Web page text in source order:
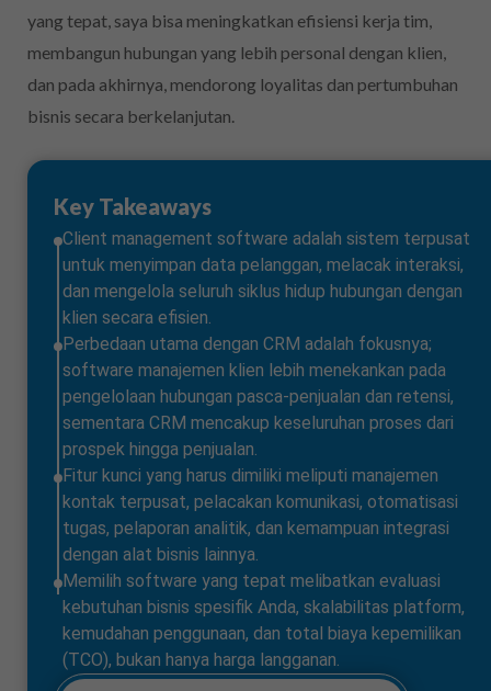
yang tepat, saya bisa meningkatkan efisiensi kerja tim,
membangun hubungan yang lebih personal dengan klien,
dan pada akhirnya, mendorong loyalitas dan pertumbuhan
bisnis secara berkelanjutan.
Key Takeaways
Client management software adalah sistem terpusat
untuk menyimpan data pelanggan, melacak interaksi,
dan mengelola seluruh siklus hidup hubungan dengan
klien secara efisien.
Perbedaan utama dengan CRM adalah fokusnya;
software manajemen klien lebih menekankan pada
pengelolaan hubungan pasca-penjualan dan retensi,
sementara CRM mencakup keseluruhan proses dari
prospek hingga penjualan.
Fitur kunci yang harus dimiliki meliputi manajemen
kontak terpusat, pelacakan komunikasi, otomatisasi
tugas, pelaporan analitik, dan kemampuan integrasi
dengan alat bisnis lainnya.
Memilih software yang tepat melibatkan evaluasi
kebutuhan bisnis spesifik Anda, skalabilitas platform,
kemudahan penggunaan, dan total biaya kepemilikan
(TCO), bukan hanya harga langganan.